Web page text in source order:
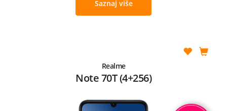
Saznaj više
Realme
Note 70T (4+256)